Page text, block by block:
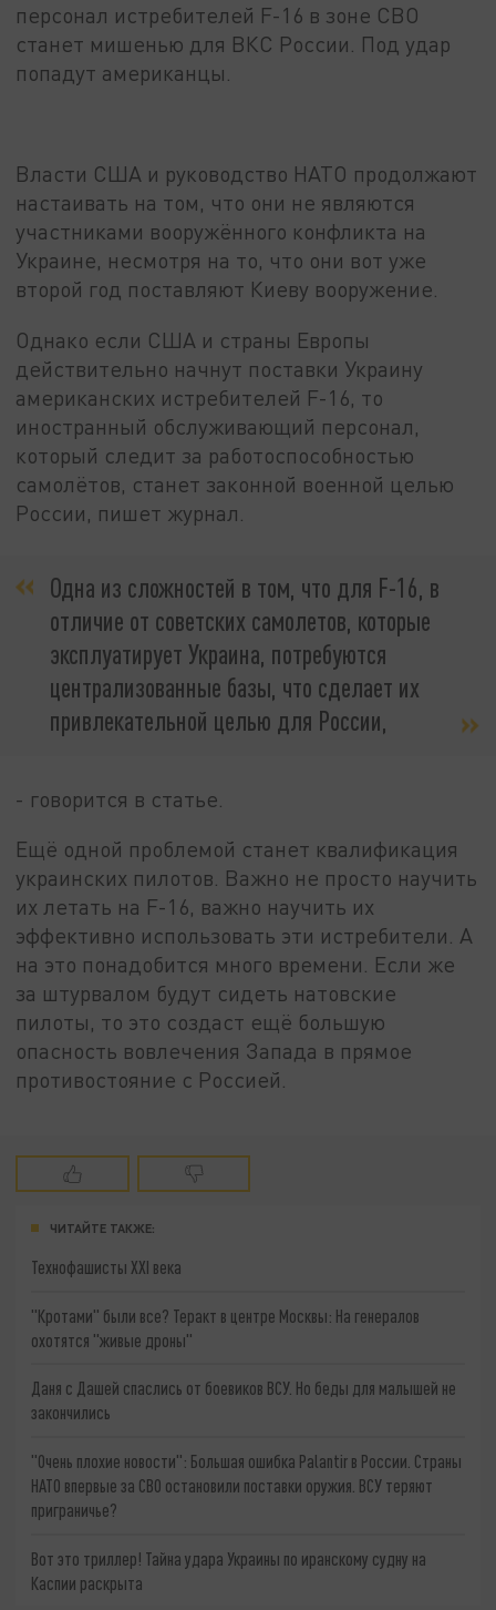
персонал истребителей F-16 в зоне СВО
станет мишенью для ВКС России. Под удар
попадут американцы.
Власти США и руководство НАТО продолжают
настаивать на том, что они не являются
участниками вооружённого конфликта на
Украине, несмотря на то, что они вот уже
второй год поставляют Киеву вооружение.
Однако если США и страны Европы
действительно начнут поставки Украину
американских истребителей F-16, то
иностранный обслуживающий персонал,
который следит за работоспособностью
самолётов, станет законной военной целью
России, пишет журнал.
Одна из сложностей в том, что для F-16, в
отличие от советских самолетов, которые
эксплуатирует Украина, потребуются
централизованные базы, что сделает их
привлекательной целью для России,
- говорится в статье.
Ещё одной проблемой станет квалификация
украинских пилотов. Важно не просто научить
их летать на F-16, важно научить их
эффективно использовать эти истребители. А
на это понадобится много времени. Если же
за штурвалом будут сидеть натовские
пилоты, то это создаст ещё большую
опасность вовлечения Запада в прямое
противостояние с Россией.
ЧИТАЙТЕ ТАКЖЕ:
Технофашисты XXI века
"Кротами" были все? Теракт в центре Москвы: На генералов
охотятся "живые дроны"
Даня с Дашей спаслись от боевиков ВСУ. Но беды для малышей не
закончились
"Очень плохие новости": Большая ошибка Palantir в России. Страны
НАТО впервые за СВО остановили поставки оружия. ВСУ теряют
приграничье?
Вот это триллер! Тайна удара Украины по иранскому судну на
Каспии раскрыта